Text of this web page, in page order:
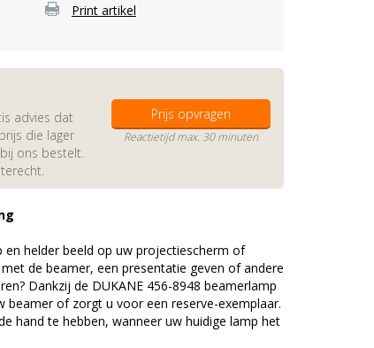
Print artikel
advies dat
die lager
ons bestelt.
Prijs opvragen
Reactietijd max. 30 minuten
helder beeld op uw projectiescherm of
de beamer, een presentatie geven of andere
Dankzij de DUKANE 456-8948 beamerlamp
beamer of zorgt u voor een reserve-exemplaar.
hand te hebben, wanneer uw huidige lamp het